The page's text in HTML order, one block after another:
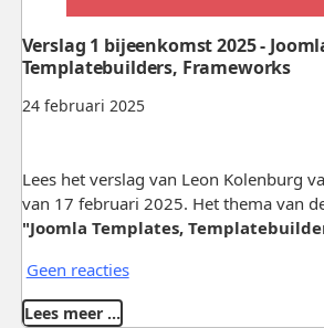
24 februari 2025
Verslag 1 bijeenkomst 2025 -
Templatebuilders, Frameworks
Lees het verslag van Leon Kolenburg
van 17 februari 2025. Het thema van
"Joomla Templates,
Geen reacties
Lees meer …